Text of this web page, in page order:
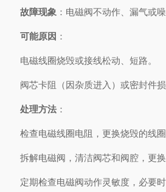
故障现象 ：电磁阀不动作、漏气或噪
可能原因 ：
电磁线圈烧毁或接线松动、短路。
阀芯卡阻（因杂质进入）或密封件损
处理方法 ：
检查电磁线圈电阻，更换烧毁的线
拆解电磁阀，清洁阀芯和阀腔，更换
定期检查电磁阀动作灵敏度，必要时